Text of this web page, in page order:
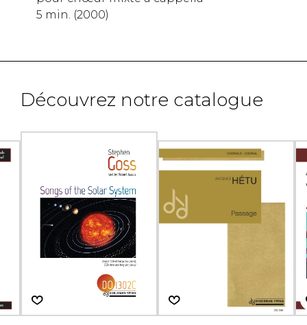
5 min. (2000)
Découvrez notre catalogue